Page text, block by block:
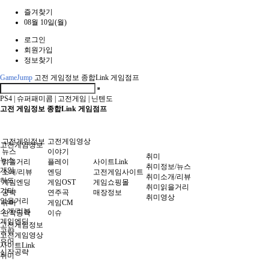
즐겨찾기
08월 10일(월)
로그인
회원가입
정보찾기
GameJump 고전 게임정보 종합Link 게임점프
PS4 슈퍼패미콤 고전게임
닌텐도
고전 게임정보 종합Link 게임점프
고전게임정보
뉴스
게임
하드
기타
읽을거리
소개/리뷰
게임엔딩
공략
유머
신작공략
고전게임정보
뉴스
읽을거리
소개/리뷰
게임엔딩
공략
유머
신작공략
고전게임영상
이야기
플레이
엔딩
게임OST
연주곡
게임CM
이슈
사이트Link
고전게임사이트
게임쇼핑몰
매장정보
취미
취미정보/뉴스
취미소개/리뷰
취미읽을거리
취미영상
고전게임정보
고전게임영상
사이트Link
취미